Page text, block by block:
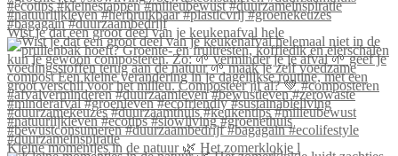
Wist je dat een groot deel van je keukenafval hele
Kleine momentjes in de natuur 🌿 Het zomerklokje l